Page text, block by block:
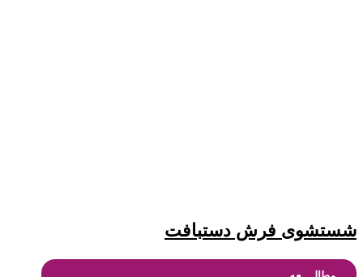
شستشوی فرش دستبافت